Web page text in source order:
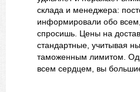
склада и менеджера:
информировали обо
спросишь. Цены на
стандартные, учитывая
таможенным лимитом.
всем сердцем, вы